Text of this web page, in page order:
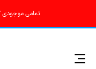
تمامی موجودی